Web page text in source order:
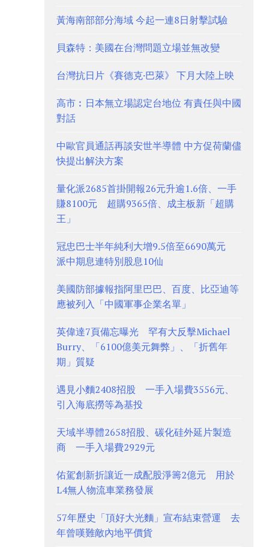
黃海南部部分海域 今起一連8日射擊試驗
貝森特：美國在台灣問題立場並無改變
台灣抗日片《賽德克·巴萊》 下月大陸上映
高市︰日本無立場認定台地位 有責任與中國
對話
中歐官員通話再談安世半導體 中方促荷蘭儘
快提出解決方案
量化派2685首掛開報26元升逾1.6倍、一手
賺8100元 超購9365倍、成主板新「超購
王」
冠忠巴士半年純利大增9.5倍至6690萬元
派中期息連特別股息10仙
美國防部據報指阿里巴巴、百度、比亞迪等
應被列入「中國軍事企業名單」
英偉達7頁備忘曝光 罕有大反擊Michael
Burry、「6100億美元舞弊」、「折舊年
期」質疑
遇見小麵2408招股 一手入場費3556元、
引入海底撈等為基投
天域半導體2658招股、碳化硅外延片製造
商 一手入場費2929元
佑駕創新折讓近一成配股淨籌2億元 用於
L4無人物流車業務發展
57年歷史「頂好大光麵」宣布結束營運 去
年曾嘆難敵內地平價貨